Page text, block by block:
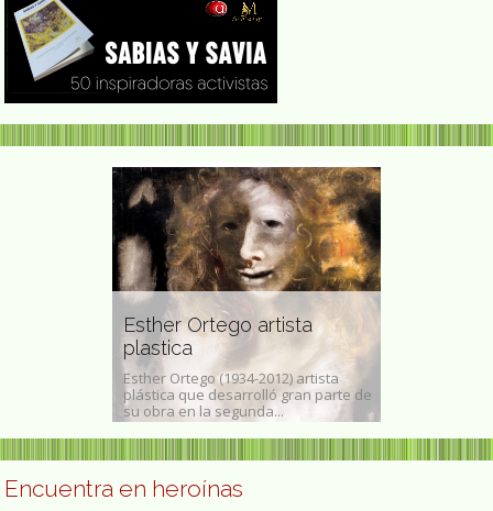
Esther Ortego artista
plastica
Esther Ortego (1934-2012) artista
plástica que desarrolló gran parte de
su obra en la segunda...
Encuentra en heroínas